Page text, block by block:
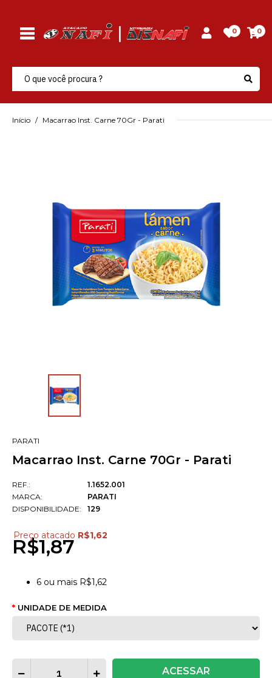
0 0
Início Macarrao Inst. Carne 70Gr - Parati
PARATI
Macarrao Inst. Carne 70Gr - Parati
REF.:
MARCA:
DISPONIBILIDADE:
1.1652.001
PARATI
129
Preço atacado R$1,62
R$1,87
6 ou mais R$1,62
UNIDADE DE MEDIDA
ACESSAR